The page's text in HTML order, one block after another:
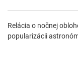
Relácia o nočnej
popularizácii